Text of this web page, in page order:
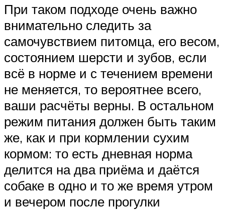
При таком подходе очень важно
внимательно следить за
самочувствием питомца, его весом,
состоянием шерсти и зубов, если
всё в норме и с течением времени
не меняется, то вероятнее всего,
ваши расчёты верны. В остальном
режим питания должен быть таким
же, как и при кормлении сухим
кормом: то есть дневная норма
делится на два приёма и даётся
собаке в одно и то же время утром
и вечером после прогулки